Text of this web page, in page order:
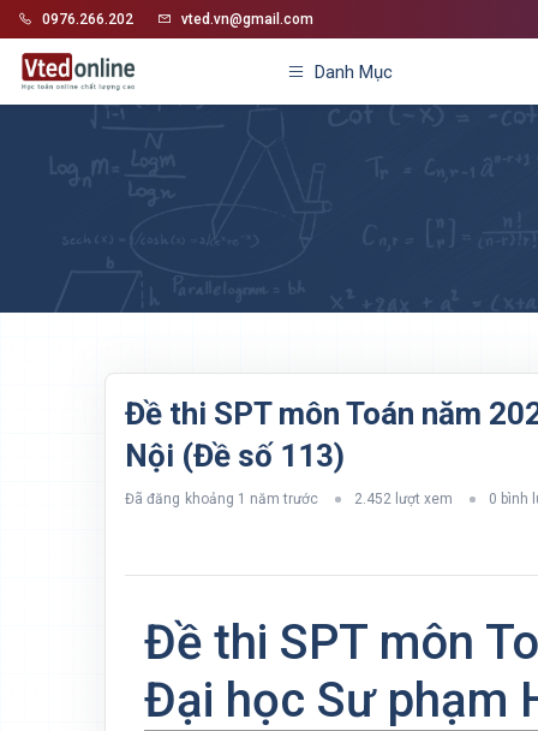
0976.266.202 vted.vn@gmail.com
Danh Mục
Đề thi SPT môn Toán năm
Nội (Đề số 113)
Đã đăng khoảng 1 năm trước 2.452 lượt xem 0 bình
Đề thi SPT môn
Đại học Sư phạm